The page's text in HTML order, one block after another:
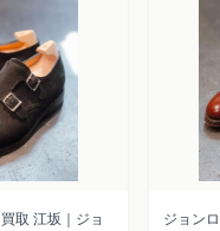
取 江坂｜ジョ
ジョン